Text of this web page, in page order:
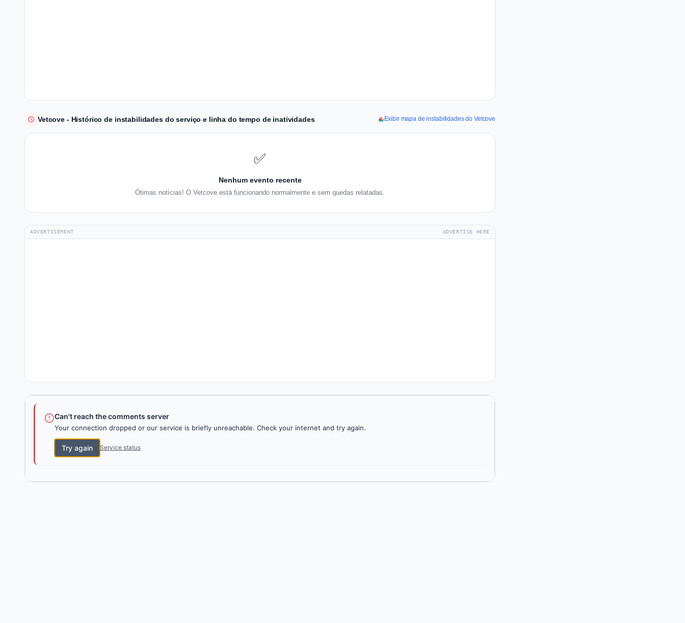
Vetcove - Histórico de instabilidades do serviço e linha do tempo de inatividades Exibir mapa de instabilidades do Vetcove
✅
Nenhum evento recente
Ótimas notícias! O Vetcove está funcionando normalmente e sem quedas relatadas.
ADVERTISEMENT ADVERTISE HERE
Can't reach the comments server
Your connection dropped or our service is briefly unreachable. Check your internet and try again.
Try again Service status